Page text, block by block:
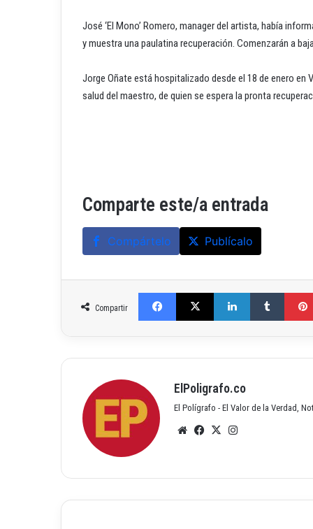
José ‘El Mono’ Romero, manager del artista, había
y muestra una paulatina recuperación. Comenzarán a
Jorge Oñate está hospitalizado desde el 18 de enero en
salud del maestro, de quien se espera la pronta
Comparte este/a entrada
Compártelo Publícalo
Compartir
Facebook X LinkedIn Tumblr
ElPoligrafo.co
El Polígrafo - El Valor de la Verdad,
Siti
b
Fac
X